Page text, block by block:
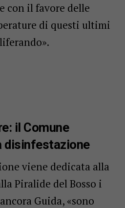
con il favore delle
di questi ultimi
il Comune
disinfestazione
viene dedicata alla
Piralide del Bosso i
Guida, «sono